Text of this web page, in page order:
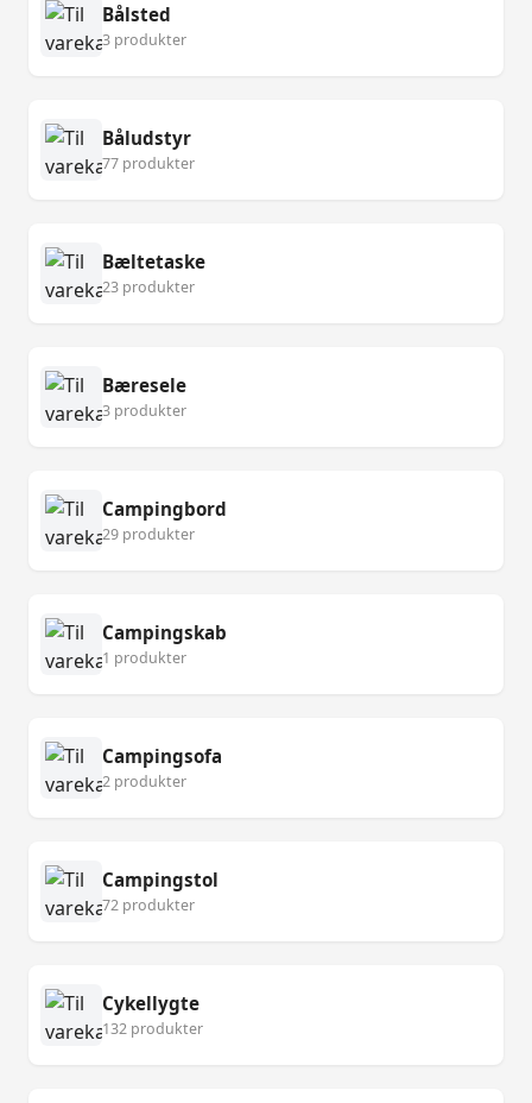
Bålsted
3 produkter
Båludstyr
77 produkter
Bæltetaske
23 produkter
Bæresele
3 produkter
Campingbord
29 produkter
Campingskab
1 produkter
Campingsofa
2 produkter
Campingstol
72 produkter
Cykellygte
132 produkter